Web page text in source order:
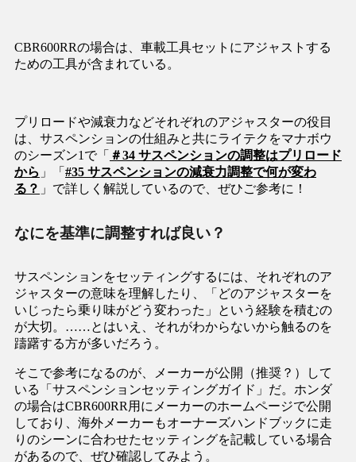
CBR600RRの場合は、車載工具セットにアジャストする
ための工具が含まれている。
プリロードや減衰力などそれぞれのアジャスターの役目
は、サスペンションの仕組みと共にライテクをマナボウ
のシーズン1で「 ＃34 サスペンションの調整はプリロード
から 」「 #35 サスペンションの減衰力調整で何が変わ
る？ 」で詳しく解説しているので、ぜひご参考に！
なにを基準に調整すれば良い？
サスペンションをセッティングするには、それぞれのア
ジャスターの意味を理解したり、「どのアジャスターを
いじったら乗り味がどう変わった」という経験を積むの
が大切。……とはいえ、それがわからないから触るのを
躊躇する方が多いだろう。
そこで参考になるのが、メーカーが公開（推奨？）して
いる「サスペンションセッティングガイド」だ。ホンダ
の場合はCBR600RR用にメーカーのホームページで公開
しており、海外メーカーもオーナーズハンドブックに走
りのシーンに合わせたセッティングを記載している場合
があるので、ぜひ確認してみよう。